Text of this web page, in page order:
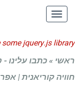
תפריט
jquery.js library
files js include.
ראשי » כתבו עלינו -
חוויה קוריאנית | אפריל